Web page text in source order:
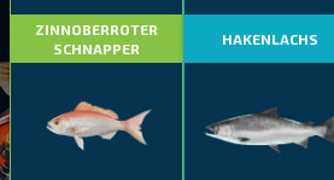
ZINNOBERROTER
SCHNAPPER
HAKENLACHS